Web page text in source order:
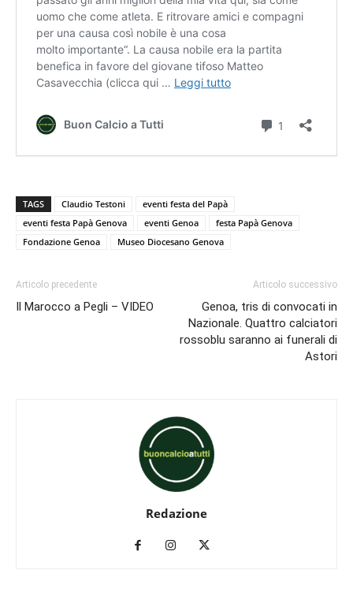
TAGS Claudio Testoni
eventi festa del Papà
eventi festa Papà Genova
eventi Genoa
festa Papà Genova
Fondazione Genoa
Museo Diocesano Genova
Articolo precedente
Il Marocco a Pegli – VIDEO
Articolo successivo
Genoa, tris di convocati in
Nazionale. Quattro calciatori
rossoblu saranno ai funerali di
Astori
Redazione